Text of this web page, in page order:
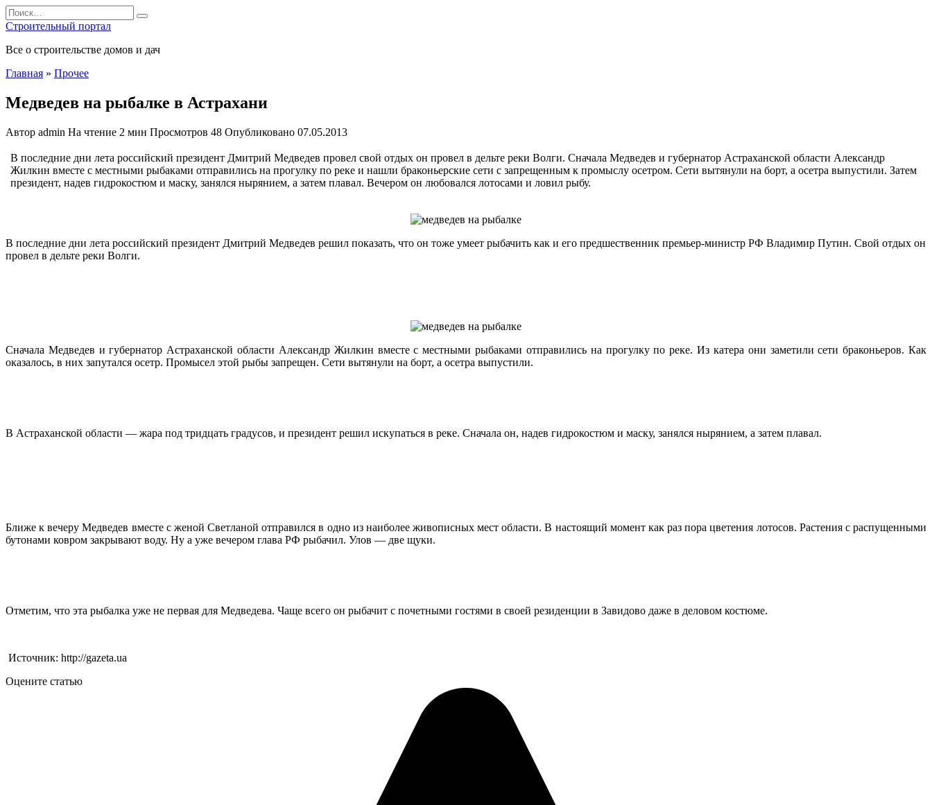
Перейти
к
содержанию
Search
for:
Строительный портал
Все о строительстве домов и дач
Главная » Прочее
Медведев на рыбалке в Астрахани
Автор admin На чтение 2 мин Просмотров 48 Опубликовано 07.05.2013
В последние дни лета российский президент Дмитрий Медведев провел свой отдых он провел в дельте реки Волги. Сначала Медведев и губернатор Астраханской области Александр
Жилкин вместе с местными рыбаками отправились на прогулку по реке и нашли браконьерские сети с запрещенным к промыслу осетром. Сети вытянули на борт, а осетра выпустили. Затем
президент, надев гидрокостюм и маску, занялся нырянием, а затем плавал. Вечером он любовался лотосами и ловил рыбу.
В последние дни лета российский президент Дмитрий Медведев решил показать, что он тоже умеет рыбачить как и его предшественник премьер-министр РФ Владимир Путин. Свой отдых он
провел в дельте реки Волги.
Сначала Медведев и губернатор Астраханской области Александр Жилкин вместе с местными рыбаками отправились на прогулку по реке. Из катера они заметили сети браконьеров. Как
оказалось, в них запутался осетр. Промысел этой рыбы запрещен. Сети вытянули на борт, а осетра выпустили.
В Астраханской области — жара под тридцать градусов, и президент решил искупаться в реке. Сначала он, надев гидрокостюм и маску, занялся нырянием, а затем плавал.
Ближе к вечеру Медведев вместе с женой Светланой отправился в одно из наиболее живописных мест области. В настоящий момент как раз пора цветения лотосов. Растения с распущенными
бутонами ковром закрывают воду. Ну а уже вечером глава РФ рыбачил. Улов — две щуки.
Отметим, что эта рыбалка уже не первая для Медведева. Чаще всего он рыбачит с почетными гостями в своей резиденции в Завидово даже в деловом костюме.
Источник: http://gazeta.ua
Оцените статью